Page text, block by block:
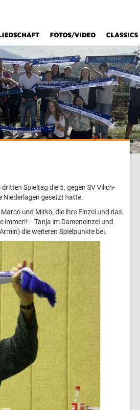
FOTOS/VIDEO CLASSICS
Spieltag die 5. gegen SV Vilich-
Niederlagen gesetzt hatte.
und Mirko, die ihre Einzel und das
immer!! - Tanja im Dameneinzel und
die weiteren Spielpunkte bei.